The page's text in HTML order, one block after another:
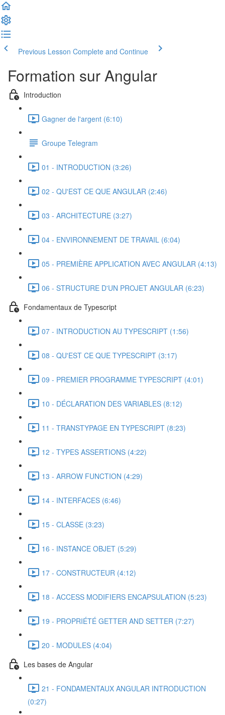
Previous Lesson Complete and Continue
Formation sur Angular
Introduction
Gagner de l'argent (6:10)
Groupe Telegram
01 - INTRODUCTION (3:26)
02 - QU'EST CE QUE ANGULAR (2:46)
03 - ARCHITECTURE (3:27)
04 - ENVIRONNEMENT DE TRAVAIL (6:04)
05 - PREMIÈRE APPLICATION AVEC ANGULAR (4:13)
06 - STRUCTURE D'UN PROJET ANGULAR (6:23)
Fondamentaux de Typescript
07 - INTRODUCTION AU TYPESCRIPT (1:56)
08 - QU'EST CE QUE TYPESCRIPT (3:17)
09 - PREMIER PROGRAMME TYPESCRIPT (4:01)
10 - DÉCLARATION DES VARIABLES (8:12)
11 - TRANSTYPAGE EN TYPESCRIPT (8:23)
12 - TYPES ASSERTIONS (4:22)
13 - ARROW FUNCTION (4:29)
14 - INTERFACES (6:46)
15 - CLASSE (3:23)
16 - INSTANCE OBJET (5:29)
17 - CONSTRUCTEUR (4:12)
18 - ACCESS MODIFIERS ENCAPSULATION (5:23)
19 - PROPRIÉTÉ GETTER AND SETTER (7:27)
20 - MODULES (4:04)
Les bases de Angular
21 - FONDAMENTAUX ANGULAR INTRODUCTION
(0:27)